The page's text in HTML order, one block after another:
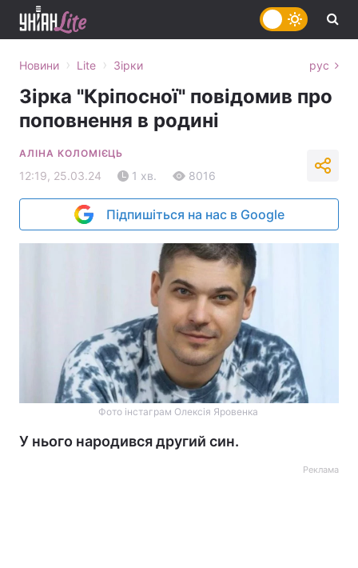
Новини › Lite › Зірки рус
Зірка "Кріпосної" повідомив про
поповнення в родині
АЛІНА КОЛОМІЄЦЬ
12:19, 25.03.24 1 хв. 8016
Підпишіться на нас в Google
Фото інстаграм Олексія Яровенка
У нього народився другий син.
Реклама